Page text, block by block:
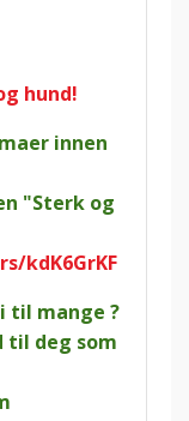
hund!
innen
"Sterk og
kdK6GrKF
til mange ?
deg som